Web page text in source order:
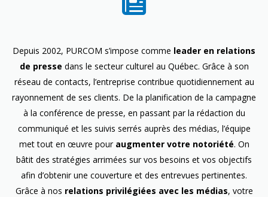
Depuis 2002, PURCOM s’impose comme leader en relations
de presse dans le secteur culturel au Québec. Grâce à son
réseau de contacts, l’entreprise contribue quotidiennement au
rayonnement de ses clients. De la planification de la campagne
à la conférence de presse, en passant par la rédaction du
communiqué et les suivis serrés auprès des médias, l’équipe
met tout en œuvre pour augmenter votre notoriété. On
bâtit des stratégies arrimées sur vos besoins et vos objectifs
afin d’obtenir une couverture et des entrevues pertinentes.
Grâce à nos relations privilégiées avec les médias, votre